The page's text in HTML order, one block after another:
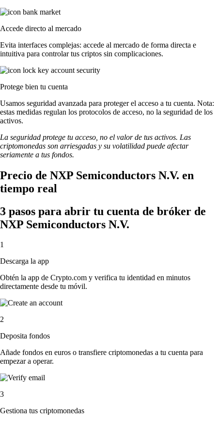
Accede directo al mercado
Evita interfaces complejas: accede al mercado de forma directa e
intuitiva para controlar tus criptos sin complicaciones.
Protege bien tu cuenta
Usamos seguridad avanzada para proteger el acceso a tu cuenta. Nota:
estas medidas regulan los protocolos de acceso, no la seguridad de los
activos.
La seguridad protege tu acceso, no el valor de tus activos. Las
criptomonedas son arriesgadas y su volatilidad puede afectar
seriamente a tus fondos.
Precio de NXP Semiconductors N.V. en
tiempo real
3 pasos para abrir tu cuenta de bróker de
NXP Semiconductors N.V.
1
Descarga la app
Obtén la app de Crypto.com y verifica tu identidad en minutos
directamente desde tu móvil.
2
Deposita fondos
Añade fondos en euros o transfiere criptomonedas a tu cuenta para
empezar a operar.
3
Gestiona tus criptomonedas